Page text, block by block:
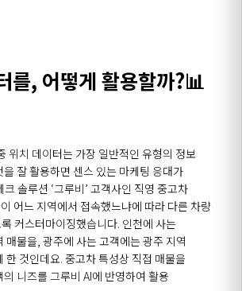
를, 어떻게 활용할까?📊
위치 데이터는 가장 일반적인 유형의 정보
잘 활용하면 센스 있는 마케팅 응대가
솔루션 ‘그루비’ 고객사인 직영 중고차
어느 지역에서 접속했느냐에 따라 다른 차량
커스터마이징했습니다. 인천에 사는
매물을, 광주에 사는 고객에는 광주 지역
한 것인데요. 중고차 특성상 직접 매물을
니즈를 그루비 AI에 반영하여 활용